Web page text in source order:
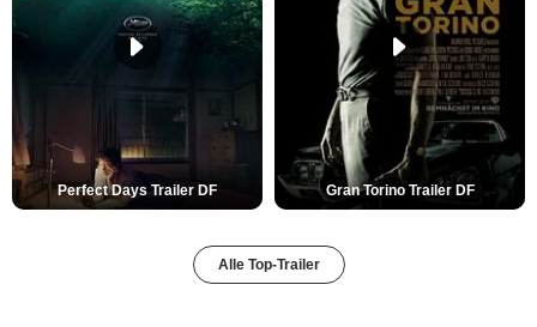
Perfect Days Trailer DF Gran Torino Trailer DF
Alle Top-Trailer